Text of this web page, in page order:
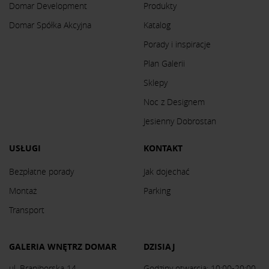
Domar Development
Domar Spółka Akcyjna
Produkty
Katalog
Porady i inspiracje
Plan Galerii
Sklepy
Noc z Designem
Jesienny Dobrostan
USŁUGI
Bezpłatne porady
Montaż
Transport
KONTAKT
Jak dojechać
Parking
GALERIA WNĘTRZ DOMAR
DZISIAJ